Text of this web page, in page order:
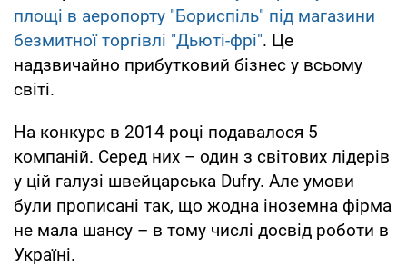
площі в аеропорту "Бориспіль" під магазини
безмитної торгівлі "Дьюті-фрі". Це
надзвичайно прибутковий бізнес у всьому
світі.
На конкурс в 2014 році подавалося 5
компаній. Серед них – один з світових лідерів
у цій галузі швейцарська Dufry. Але умови
були прописані так, що жодна іноземна фірма
не мала шансу – в тому числі досвід роботи в
Україні.